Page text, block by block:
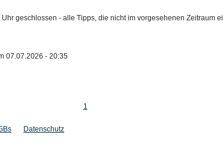
1
Uhr geschlossen - alle Tipps, die nicht im vorgesehenen Zeitraum
07.07.2026 - 20:35
Datenschutz